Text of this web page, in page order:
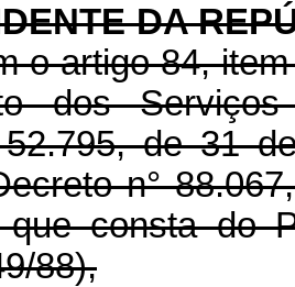
DA
o artigo 84,
dos
de 31
n°
consta do
88),